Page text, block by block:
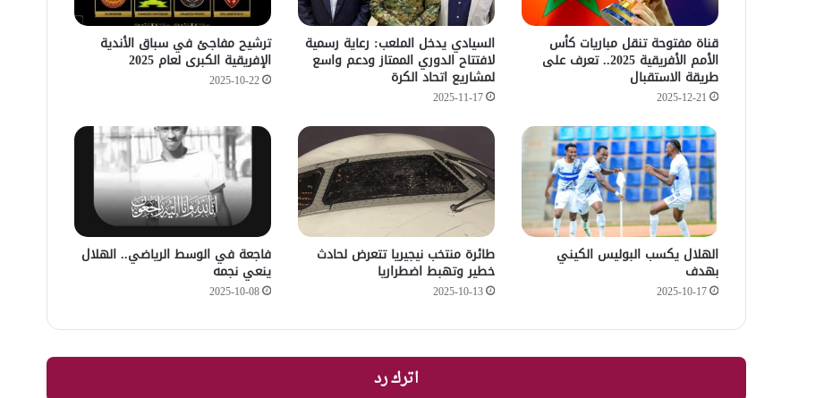
قناة مفتوحة تنقل مباريات كأس
الأمم الأفريقية 2025.. تعرف على
طريقة الاستقبال
2025-12-21
السيادي يدخل الملعب: رعاية رسمية
لافتتاح الدوري الممتاز ودعم واسع
لمشاريع اتحاد الكرة
2025-11-17
ترشيح مفاجئ في سباق الأندية
الإفريقية الكبرى لعام 2025
2025-10-22
الهلال يكسب البوليس الكيني
بهدف
2025-10-17
طائرة منتخب نيجيريا تتعرض لحادث
خطير وتهبط اضطراريا
2025-10-13
فاجعة في الوسط الرياضي.. الهلال
ينعي نجمه
2025-10-08
اترك رد